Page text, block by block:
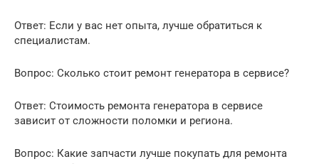
Ответ: Если у вас нет опыта, лучше обратиться к
специалистам.
Вопрос: Сколько стоит ремонт генератора в сервисе?
Ответ: Стоимость ремонта генератора в сервисе
зависит от сложности поломки и региона.
Вопрос: Какие запчасти лучше покупать для ремонта